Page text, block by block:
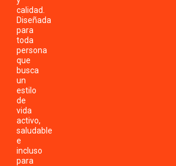
calidad.
Diseñada
para
toda
persona
que
busca
un
estilo
de
vida
activo,
saludable
e
incluso
para